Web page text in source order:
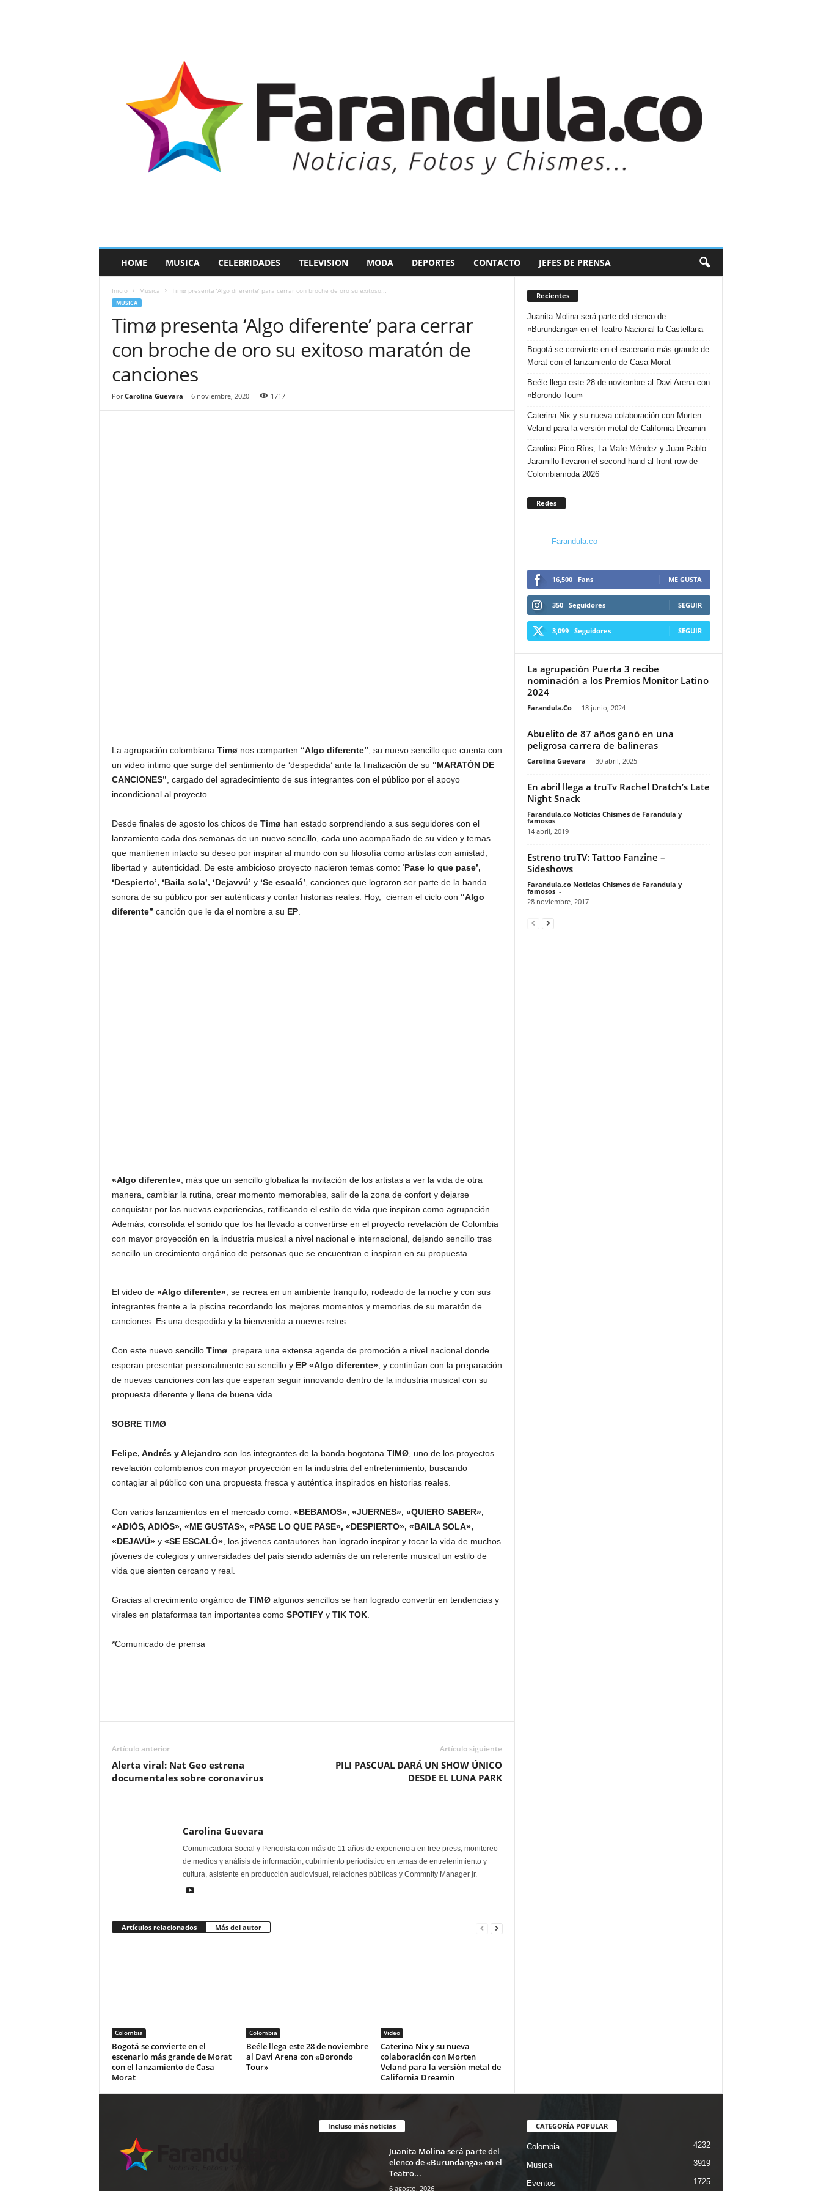
a
HOME MUSICA CELEBRIDADES TELEVISION MODA DEPORTES CONTACTO JEFES DE PRENSA
Inicio Musica Timø presenta ‘Algo diferente’ para cerrar con broche de oro su exitoso...
MUSICA
Timø presenta ‘Algo diferente’ para cerrar
con broche de oro su exitoso maratón de
canciones
Por Carolina Guevara - 6 noviembre, 2020 1717
La agrupación colombiana Timø nos comparten “Algo diferente” , su nuevo sencillo que cuenta con
un video íntimo que surge del sentimiento de ‘despedida’ ante la finalización de su “MARATÓN DE
CANCIONES” , cargado del agradecimiento de sus integrantes con el público por el apoyo
incondicional al proyecto.
Desde finales de agosto los chicos de Timø han estado sorprendiendo a sus seguidores con el
lanzamiento cada dos semanas de un nuevo sencillo, cada uno acompañado de su video y temas
que mantienen intacto su deseo por inspirar al mundo con su filosofía como artistas con amistad,
libertad y autenticidad. De este ambicioso proyecto nacieron temas como: ‘Pase lo que pase’,
‘Despierto’, ‘Baila sola’, ‘Dejavvú’ y‘Se escaló’ , canciones que lograron ser parte de la banda
sonora de su público por ser auténticas y contar historias reales. Hoy, cierran el ciclo con “Algo
diferente” canción que le da el nombre a su EP.
«Algo diferente», más que un sencillo globaliza la invitación de los artistas a ver la vida de otra
manera, cambiar la rutina, crear momento memorables, salir de la zona de confort y dejarse
conquistar por las nuevas experiencias, ratificando el estilo de vida que inspiran como agrupación.
Además, consolida el sonido que los ha llevado a convertirse en el proyecto revelación de Colombia
con mayor proyección en la industria musical a nivel nacional e internacional, dejando sencillo tras
sencillo un crecimiento orgánico de personas que se encuentran e inspiran en su propuesta.
El video de «Algo diferente», se recrea en un ambiente tranquilo, rodeado de la noche y con sus
integrantes frente a la piscina recordando los mejores momentos y memorias de su maratón de
canciones. Es una despedida y la bienvenida a nuevos retos.
Con este nuevo sencillo Timø prepara una extensa agenda de promoción a nivel nacional donde
esperan presentar personalmente su sencillo y EP «Algo diferente», y continúan con la preparación
de nuevas canciones con las que esperan seguir innovando dentro de la industria musical con su
propuesta diferente y llena de buena vida.
SOBRE TIMØ
Felipe, Andrés y Alejandro son los integrantes de la banda bogotana TIMØ, uno de los proyectos
revelación colombianos con mayor proyección en la industria del entretenimiento, buscando
contagiar al público con una propuesta fresca y auténtica inspirados en historias reales.
Con varios lanzamientos en el mercado como: «BEBAMOS», «JUERNES», «QUIERO SABER»,
«ADIÓS, ADIÓS», «ME GUSTAS», «PASE LO QUE PASE», «DESPIERTO», «BAILA SOLA»,
«DEJAVÚ» y «SE ESCALÓ», los jóvenes cantautores han logrado inspirar y tocar la vida de muchos
jóvenes de colegios y universidades del país siendo además de un referente musical un estilo de
vida que sienten cercano y real.
Gracias al crecimiento orgánico deTIMØ algunos sencillos se han logrado convertir en tendencias y
virales en plataformas tan importantes como SPOTIFYy TIK TOK.
*Comunicado de prensa
Artículo anterior
Alerta viral: Nat Geo estrena
documentales sobre coronavirus
Artículo siguiente
PILI PASCUAL DARÁ UN SHOW ÚNICO
DESDE EL LUNA PARK
Carolina Guevara
Comunicadora Social y Periodista con más de 11 años de experiencia en free press, monitoreo
de medios y análisis de información, cubrimiento periodístico en temas de entretenimiento y
cultura, asistente en producción audiovisual, relaciones públicas y Commnity Manager jr.
Artículos relacionados Más del autor
Colombia
Bogotá se convierte en el
escenario más grande de Morat
con el lanzamiento de Casa
Morat
Colombia
Beéle llega este 28 de noviembre
al Davi Arena con «Borondo
Tour»
Video
Caterina Nix y su nueva
colaboración con Morten
Veland para la versión metal de
California Dreamin
Recientes
Juanita Molina será parte del elenco de
«Burundanga» en el Teatro Nacional la Castellana
Bogotá se convierte en el escenario más grande de
Morat con el lanzamiento de Casa Morat
Beéle llega este 28 de noviembre al Davi Arena con
«Borondo Tour»
Caterina Nix y su nueva colaboración con Morten
Veland para la versión metal de California Dreamin
Carolina Pico Ríos, La Mafe Méndez y Juan Pablo
Jaramillo llevaron el second hand al front row de
Colombiamoda 2026
Redes
Farandula.co
16,500 Fans ME GUSTA
350 Seguidores SEGUIR
3,099 Seguidores SEGUIR
La agrupación Puerta 3 recibe
nominación a los Premios Monitor Latino
2024
Farandula.Co - 18 junio, 2024
Abuelito de 87 años ganó en una
peligrosa carrera de balineras
Carolina Guevara - 30 abril, 2025
En abril llega a truTv Rachel Dratch’s Late
Night Snack
Farandula.co Noticias Chismes de Farandula y
famosos -
14 abril, 2019
Estreno truTV: Tattoo Fanzine –
Sideshows
Farandula.co Noticias Chismes de Farandula y
famosos -
28 noviembre, 2017
Incluso más noticias
Juanita Molina será parte del
elenco de «Burundanga» en el
Teatro...
6 agosto, 2026
CATEGORÍA POPULAR
Colombia 4232
Musica 3919
Eventos 1725